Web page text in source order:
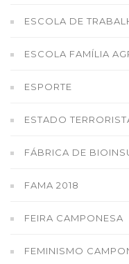
ESCOLA DE
ESCOLA FAMÍLIA
ESPORTE
ESTADO
FÁBRICA DE
FAMA 2018
FEIRA CAMPONESA
FEMINISMO